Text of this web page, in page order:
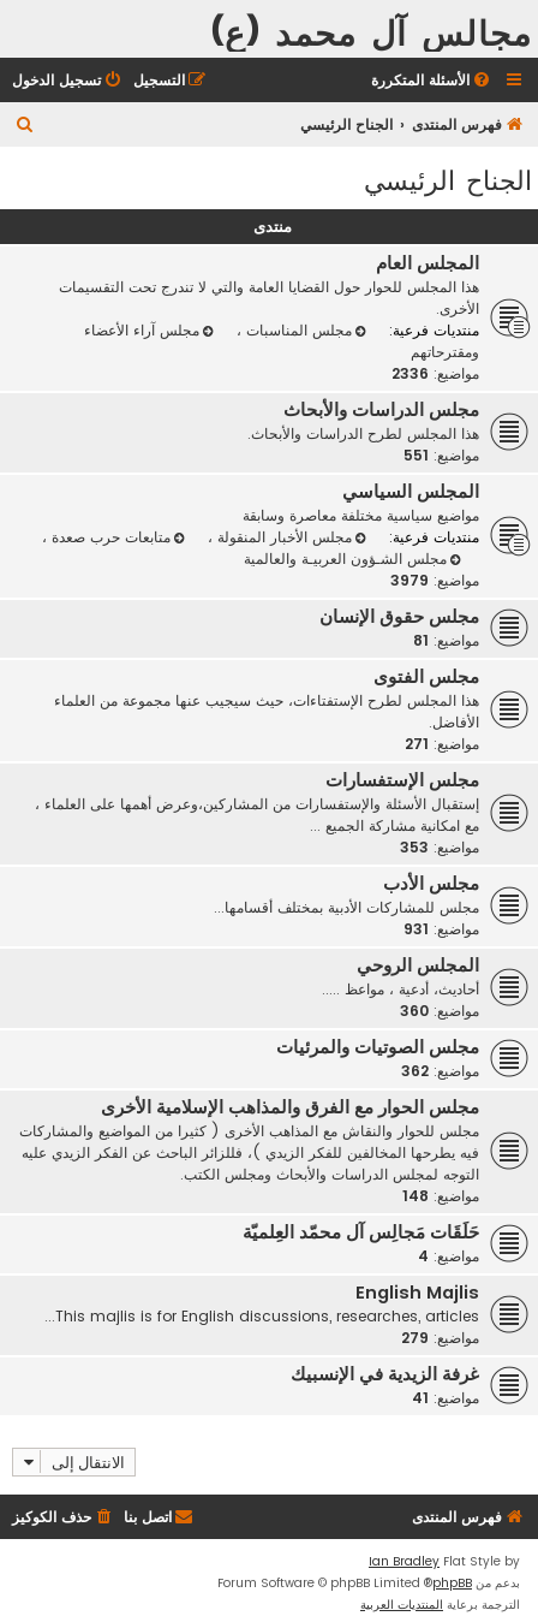
مجالس آل محمد (ع)
الأسئلة المتكررة تسجيل الدخول التسجيل
فهرس المنتدى الجناح الرئيسي
الجناح الرئيسي
منتدى
المجلس العام
هذا المجلس للحوار حول القضايا العامة والتي لا تندرج تحت التقسيمات
الأخرى.
منتديات فرعية:
مجلس المناسبات ،
مجلس آراء الأعضاء
ومقترحاتهم
مواضيع: 2336
مجلس الدراسات والأبحاث
هذا المجلس لطرح الدراسات والأبحاث.
مواضيع: 551
المجلس السياسي
مواضيع سياسية مختلفة معاصرة وسابقة
منتديات فرعية:
مجلس الأخبار المنقولة ، متابعات حرب صعدة ،
مجلس الشـؤون العربيـة والعالمية
مواضيع: 3979
مجلس حقوق الإنسان
مواضيع: 81
مجلس الفتوى
هذا المجلس لطرح الإستفتاءات، حيث سيجيب عنها مجموعة من العلماء
الأفاضل.
مواضيع: 271
مجلس الإستفسارات
إستقبال الأسئلة والإستفسارات من المشاركين،وعرض أهمها على العلماء ،
مع امكانية مشاركة الجميع ...
مواضيع: 353
مجلس الأدب
مجلس للمشاركات الأدبية بمختلف أقسامها...
مواضيع: 931
المجلس الروحي
أحاديث، أدعية ، مواعظ .....
مواضيع: 360
مجلس الصوتيات والمرئيات
مواضيع: 362
مجلس الحوار مع الفرق والمذاهب الإسلامية الأخرى
مجلس للحوار والنقاش مع المذاهب الأخرى ( كثيرا من المواضيع والمشاركات
فيه يطرحها المخالفين للفكر الزيدي )، فللزائر الباحث عن الفكر الزيدي عليه
التوجه لمجلس الدراسات والأبحاث ومجلس الكتب.
مواضيع: 148
حَلَقَات مَجالِس آل محمّد العِلميّة
مواضيع: 4
English Majlis
This majlis is for English discussions, researches, articles...
مواضيع: 279
غرفة الزيدية في الإنسبيك
مواضيع: 41
الانتقال إلى
فهرس المنتدى حذف الكوكيز اتصل بنا
Flat Style by
Ian Bradley
بدعم من phpBB
® Forum Software © phpBB Limited
الترجمة برعاية المنتديات العربية